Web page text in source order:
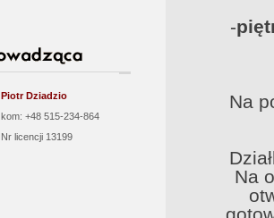
Piotr Dziadzio
kom: +48 515-234-864
Nr licencji 13199
-
Na
Na